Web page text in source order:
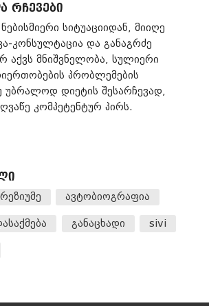
ᲠᲩᲔᲕᲔᲑᲘ
სიტუაციიდან, მიიღე
კონსულტაცია და განაგრძე
აქვს მნიშვნელობა, სულიერი
პრობლემების
დიეტის შესარჩევად,
კომპეტენტურ პირს.
რეზიუმე ავტობიოგრაფია
განაცხადი sivi